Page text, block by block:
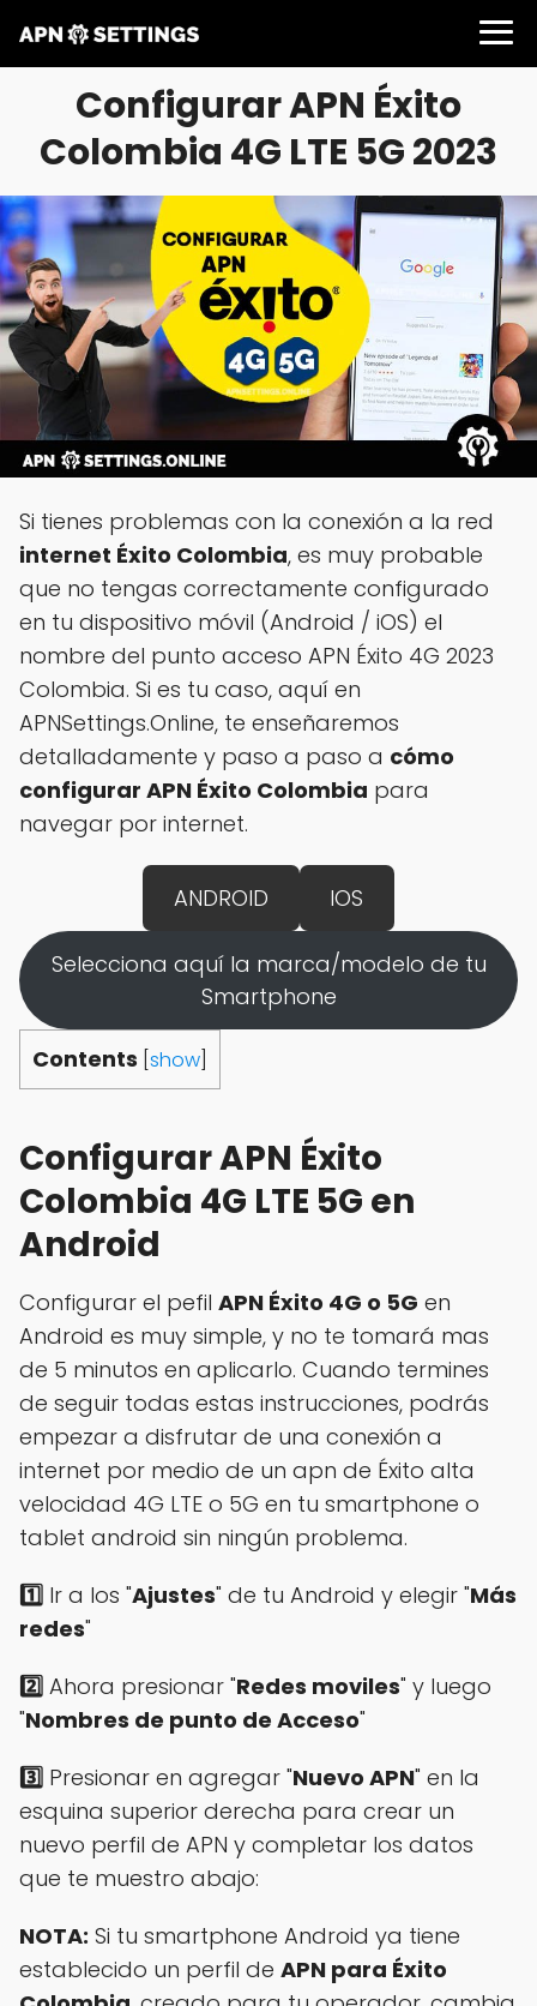
Configurar APN Éxito
Colombia 4G LTE 5G 2023
Si tienes problemas con la conexión a la red
internet Éxito Colombia, es muy probable
que no tengas correctamente configurado
en tu dispositivo móvil (Android / iOS) el
nombre del punto acceso APN Éxito 4G 2023
Colombia. Si es tu caso, aquí en
APNSettings.Online, te enseñaremos
detalladamente y paso a paso a cómo
configurar APN Éxito Colombia para
navegar por internet.
ANDROID IOS
Selecciona aquí la marca/modelo de tu
Smartphone
Contents show
Configurar APN Éxito
Colombia 4G LTE 5G en
Android
Configurar el pefil APN Éxito 4G o 5G en
Android es muy simple, y no te tomará mas
de 5 minutos en aplicarlo. Cuando termines
de seguir todas estas instrucciones, podrás
empezar a disfrutar de una conexión a
internet por medio de un apn de Éxito alta
velocidad 4G LTE o 5G en tu smartphone o
tablet android sin ningún problema.
1️⃣ Ir a los "Ajustes" de tu Android y elegir "Más
redes"
2️⃣ Ahora presionar "Redes moviles" y luego
"Nombres de punto de Acceso"
3️⃣ Presionar en agregar "Nuevo APN" en la
esquina superior derecha para crear un
nuevo perfil de APN y completar los datos
que te muestro abajo:
NOTA: Si tu smartphone Android ya tiene
establecido un perfil de APN para Éxito